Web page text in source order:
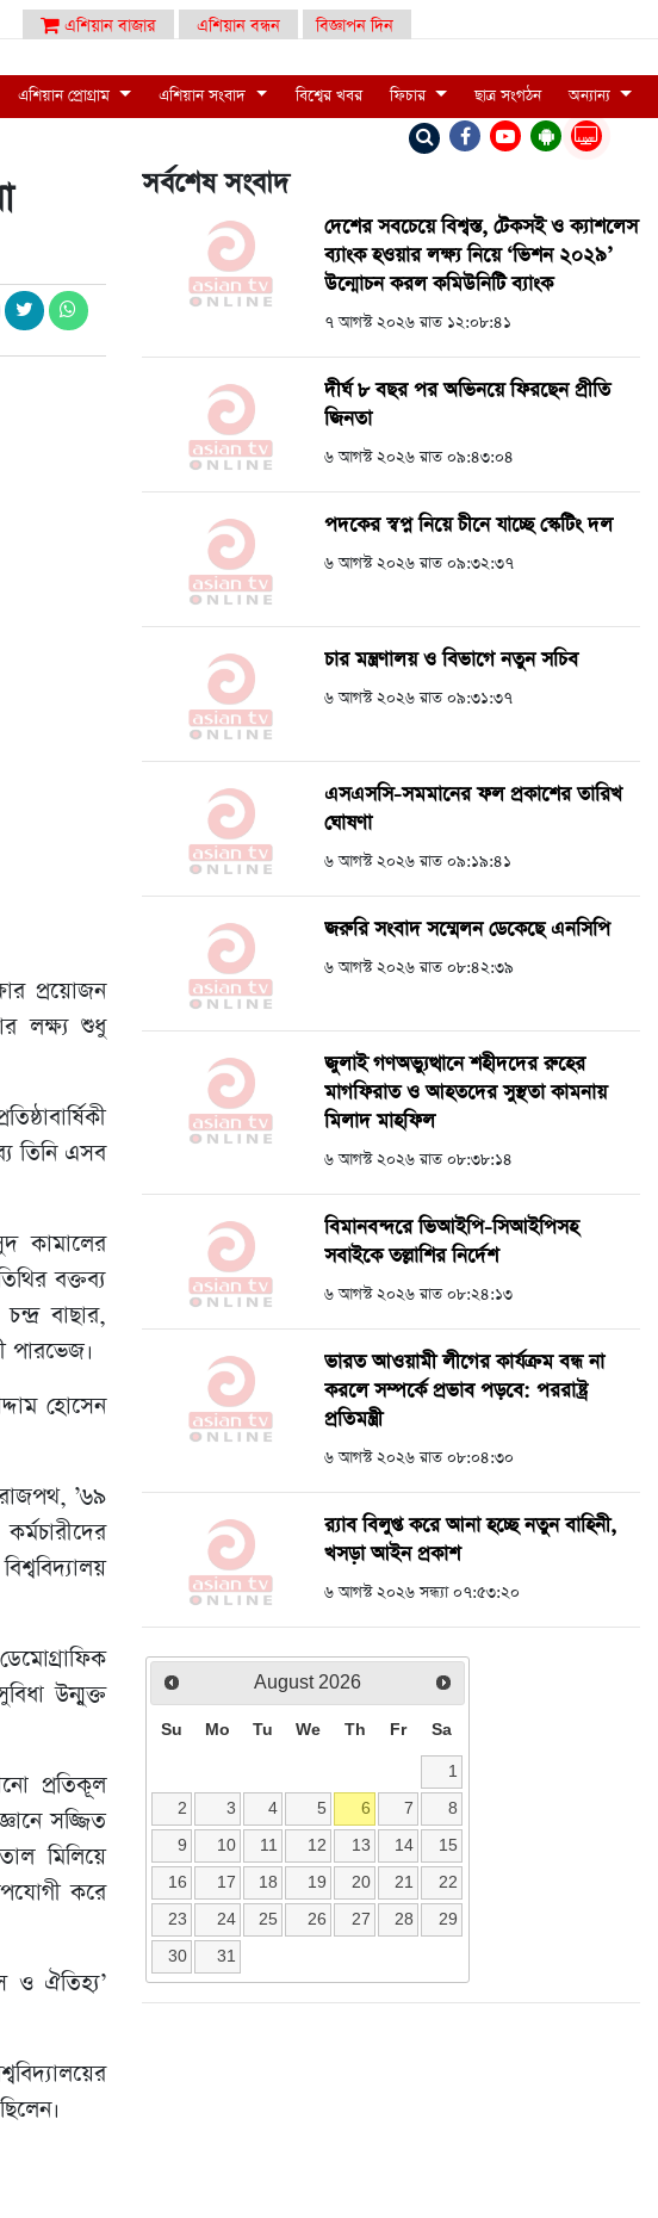
এশিয়ান বাজার এশিয়ান বন্ধন বিজ্ঞাপন দিন
LIVE
এশিয়ান প্রোগ্রাম এশিয়ান সংবাদ বিশ্বের খবর ফিচার ছাত্র সংগঠন অন্যান্য
প্রয়োজন
লক্ষ্য শুধু
তিনি এসব
কামালের
বক্তব্য
বাছার,
পারভেজ।
হোসেন
’৬৯
উন্মুক্ত
প্রতিকূল
সজ্জিত
মিলিয়ে
করে
ও ঐতিহ্য’
সর্বশেষ সংবাদ
দেশের সবচেয়ে বিশ্বস্ত, টেকসই ও ক্যাশলেস
ব্যাংক হওয়ার লক্ষ্য নিয়ে ‘ভিশন ২০২৯’
উন্মোচন করল কমিউনিটি ব্যাংক
৭ আগস্ট ২০২৬ রাত ১২:০৮:৪১
দীর্ঘ ৮ বছর পর অভিনয়ে ফিরছেন প্রীতি
জিনতা
৬ আগস্ট ২০২৬ রাত ০৯:৪৩:০৪
পদকের স্বপ্ন নিয়ে চীনে যাচ্ছে স্কেটিং দল
৬ আগস্ট ২০২৬ রাত ০৯:৩২:৩৭
চার মন্ত্রণালয় ও বিভাগে নতুন সচিব
৬ আগস্ট ২০২৬ রাত ০৯:৩১:৩৭
এসএসসি-সমমানের ফল প্রকাশের তারিখ
ঘোষণা
৬ আগস্ট ২০২৬ রাত ০৯:১৯:৪১
জরুরি সংবাদ সম্মেলন ডেকেছে এনসিপি
৬ আগস্ট ২০২৬ রাত ০৮:৪২:৩৯
জুলাই গণঅভ্যুত্থানে শহীদদের রুহের
মাগফিরাত ও আহতদের সুস্থতা কামনায়
মিলাদ মাহফিল
৬ আগস্ট ২০২৬ রাত ০৮:৩৮:১৪
বিমানবন্দরে ভিআইপি-সিআইপিসহ
সবাইকে তল্লাশির নির্দেশ
৬ আগস্ট ২০২৬ রাত ০৮:২৪:১৩
ভারত আওয়ামী লীগের কার্যক্রম বন্ধ না
করলে সম্পর্কে প্রভাব পড়বে: পররাষ্ট্র
প্রতিমন্ত্রী
৬ আগস্ট ২০২৬ রাত ০৮:০৪:৩০
র‍্যাব বিলুপ্ত করে আনা হচ্ছে নতুন বাহিনী,
খসড়া আইন প্রকাশ
৬ আগস্ট ২০২৬ সন্ধ্যা ০৭:৫৩:২০
August 2026
Su Mo Tu We Th Fr Sa
1
2
3 4 5 6 7
8
9
10 11 12 13 14
15
16
17 18 19 20 21
22
23
24 25 26 27 28
29
30
31